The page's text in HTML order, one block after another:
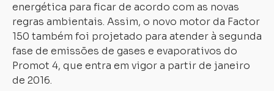
energética para ficar de acordo com as novas
regras ambientais. Assim, o novo motor da Factor
150 também foi projetado para atender à segunda
fase de emissões de gases e evaporativos do
Promot 4, que entra em vigor a partir de janeiro
de 2016.